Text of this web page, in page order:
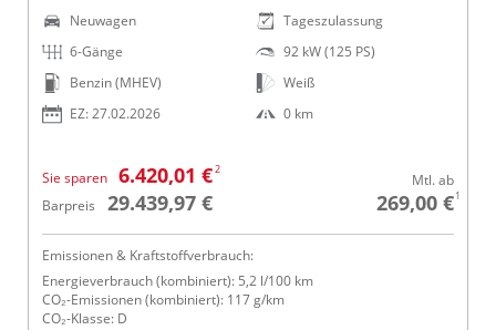
Neuwagen
6-Gänge
Benzin (MHEV)
EZ: 27.02.2026
Tageszulassung
92 kW (125 PS)
Weiß
0 km
Sie sparen 6.420,01 €2
Barpreis 29.439,97 €
Mtl. ab
269,00 €1
Emissionen & Kraftstoffverbrauch:
Energieverbrauch (kombiniert): 5,2 l/100 km
CO₂-Emissionen (kombiniert): 117 g/km
CO₂-Klasse: D